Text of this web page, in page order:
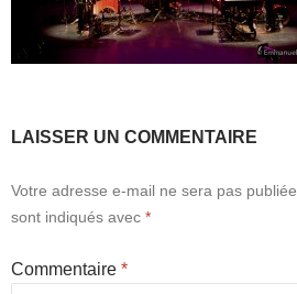
LAISSER UN COMMENTAIRE
Votre adresse e-mail ne sera pas publiée.
sont indiqués avec *
Commentaire *